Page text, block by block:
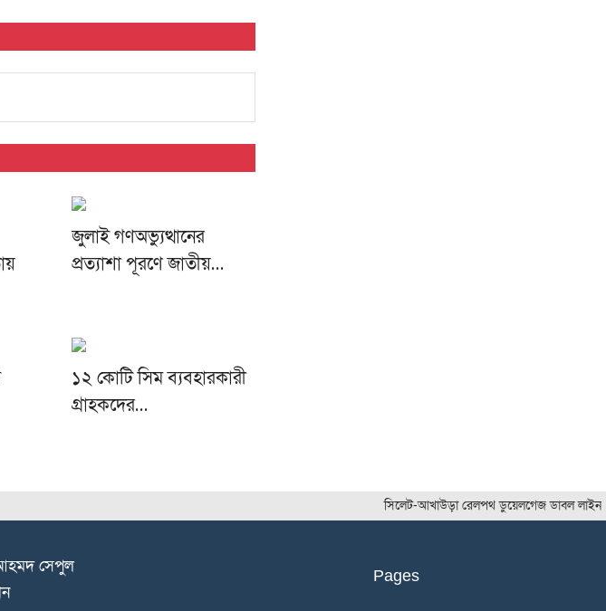
জুলাই গণঅভ্যুত্থানের
প্রত্যাশা পূরণে জাতীয়…
১২ কোটি সিম ব্যবহারকারী
গ্রাহকদের…
সিলেট-আখাউড়া রেলপথ ডুয়েলগেজ ডাবল লাইন
সেপুল
Pages